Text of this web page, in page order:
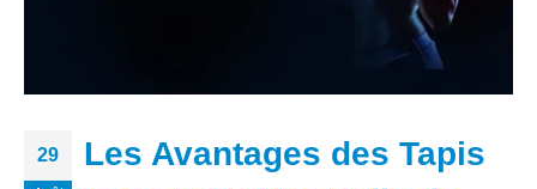
29
Les Avantages des Tapis